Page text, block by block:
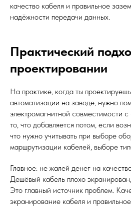
качество кабеля и правильное
надёжности передачи данных.
Практический
проектировании
На практике, когда ты
автоматизации на заводе, нужно
электромагнитной совместимости
то, что добавляется потом, если
что нужно учитывать при выборе
маршрутизации кабелей, выборе
Главное: не жалей денег на
Дешёвый кабель плохо
Это главный источник проблем.
экранирование кабеля и